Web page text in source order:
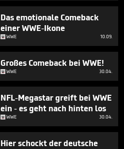
Das emotionale Comeback
einer WWE-Ikone
WWE 10.09.
Großes Comeback bei WWE!
WWE 30.04.
NFL-Megastar greift bei WWE
ein - es geht nach hinten los
WWE 30.04.
Hier schockt der deutsche